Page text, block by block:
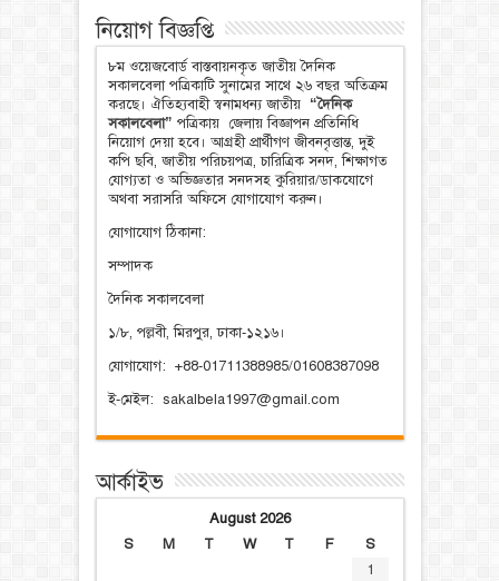
নিয়োগ বিজ্ঞপ্তি
৮ম ওয়েজবোর্ড বাস্তবায়নকৃত জাতীয় দৈনিক
সকালবেলা পত্রিকাটি সুনামের সাথে ২৬ বছর অতিক্রম
করছে। ঐতিহ্যবাহী স্বনামধন্য জাতীয় “দৈনিক
সকালবেলা” পত্রিকায় জেলায় বিজ্ঞাপন প্রতিনিধি
নিয়োগ দেয়া হবে। আগ্রহী প্রার্থীগণ জীবনবৃত্তান্ত, দুই
কপি ছবি, জাতীয় পরিচয়পত্র, চারিত্রিক সনদ, শিক্ষাগত
যোগ্যতা ও অভিজ্ঞতার সনদসহ কুরিয়ার/ডাকযোগে
অথবা সরাসরি অফিসে যোগাযোগ করুন।
যোগাযোগ ঠিকানা:
সম্পাদক
দৈনিক সকালবেলা
১/৮, পল্লবী, মিরপুর, ঢাকা-১২১৬।
যোগাযোগ: +88-01711388985/01608387098
ই-মেইল: sakalbela1997@gmail.com
আর্কাইভ
August 2026
S
M T W T F
S
1